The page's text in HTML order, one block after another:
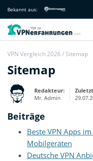
Bekannt aus:
Unsere Redaktion
VPN Vergleich 2026 / Sitemap
Sitemap
Redakteur:
Mr. Admin
Beiträge
Beste VPN Apps
Mobilgeräten
Deutsche VPN